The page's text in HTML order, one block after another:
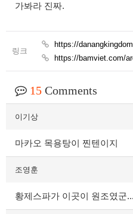
가봐라 진짜.
링크
https://
https://bamviet.com/
15 Comments
이기상
마카오 목용탕이 찐텐이지
조영훈
황제스파가 이곳이 원조였군